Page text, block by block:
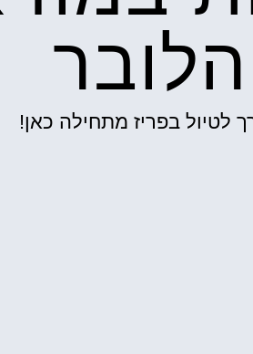
הלובר
לטיול בפריז מתחילה כאן!